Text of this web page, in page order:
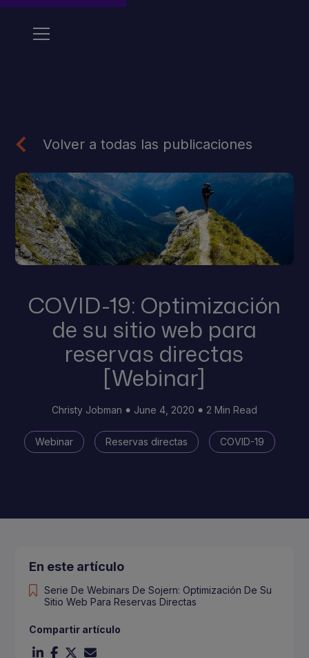
Volver a todas las publicaciones
COVID-19: Optimización
de su sitio web para
reservas directas
[Webinar]
Christy Jobman June 4, 2020 2 Min Read
Webinar Reservas directas COVID-19
En este artículo
Serie De Webinars De Sojern: Optimización De Su
Sitio Web Para Reservas Directas
Compartir artículo